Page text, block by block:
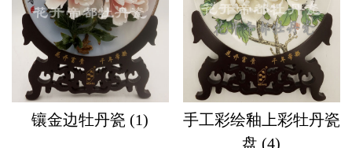
镶金边牡丹瓷 (1)
手工彩绘釉上彩牡丹瓷
盘 (4)